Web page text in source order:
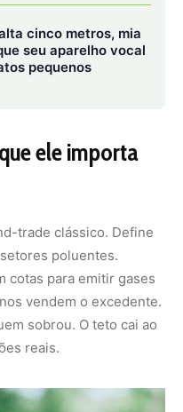
vendem o excedente.
sobrou. O teto cai ao
reais.
plenamente. A Lei
infralegal. O